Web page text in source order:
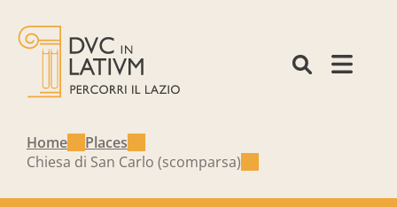
Home
Places
Chiesa di San Carlo (scomparsa)